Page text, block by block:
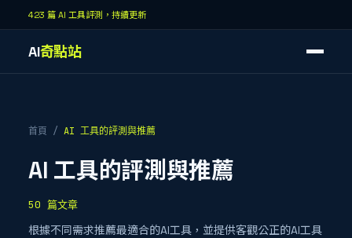
423 篇 AI 工具評測，持續更新
AI奇點站
首頁 / AI 工具的評測與推薦
AI 工具的評測與推薦
50 篇文章
根據不同需求推薦最適合的AI工具，並提供客觀公正的AI工具